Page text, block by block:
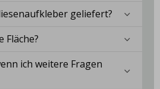
geliefert?
Fläche?
ich weitere Fragen